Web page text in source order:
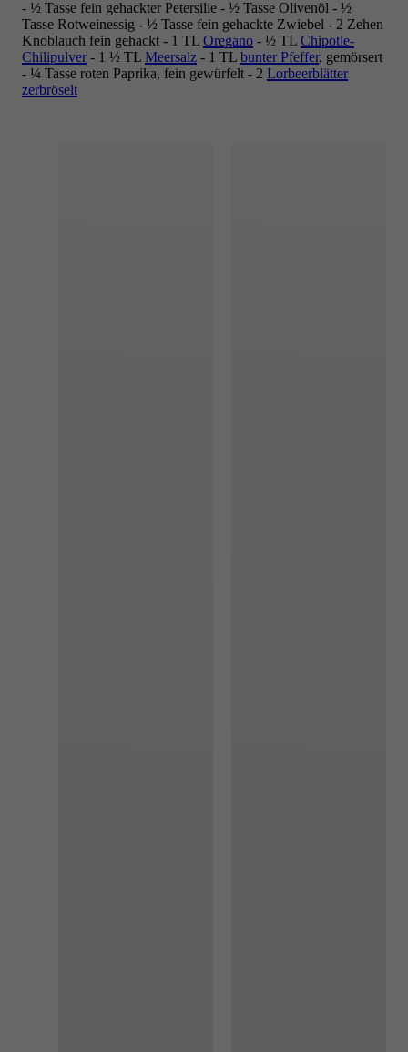
- ½ Tasse fein gehackter Petersilie - ½ Tasse Olivenöl - ½
Tasse Rotweinessig - ½ Tasse fein gehackte Zwiebel - 2 Zehen
Knoblauch fein gehackt - 1 TL Oregano - ½ TL Chipotle-
Chilipulver - 1 ½ TL Meersalz - 1 TL bunter Pfeffer, gemörsert
- ¼ Tasse roten Paprika, fein gewürfelt - 2 Lorbeerblätter
zerbröselt